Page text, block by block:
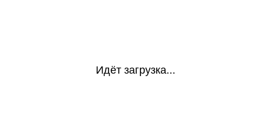
Идёт загрузка...